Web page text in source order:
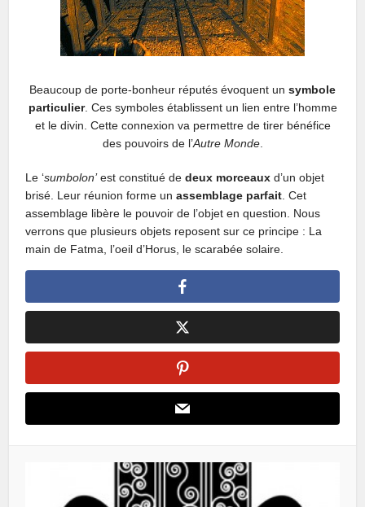
Beaucoup de porte-bonheur réputés évoquent un symbole
particulier. Ces symboles établissent un lien entre l’homme
et le divin. Cette connexion va permettre de tirer bénéfice
des pouvoirs de l’Autre Monde.
Le ‘sumbolon’est constitué dedeux morceaux d’un objet
brisé. Leur réunion forme unassemblage parfait. Cet
assemblage libère le pouvoir de l’objet en question. Nous
verrons que plusieurs objets reposent sur ce principe : La
main de Fatma, l’oeil d’Horus, le scarabée solaire.